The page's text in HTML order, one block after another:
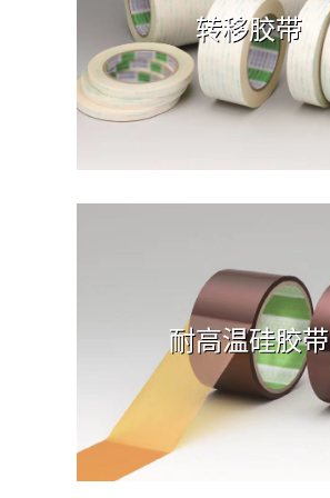
转移胶带
耐高温硅胶带